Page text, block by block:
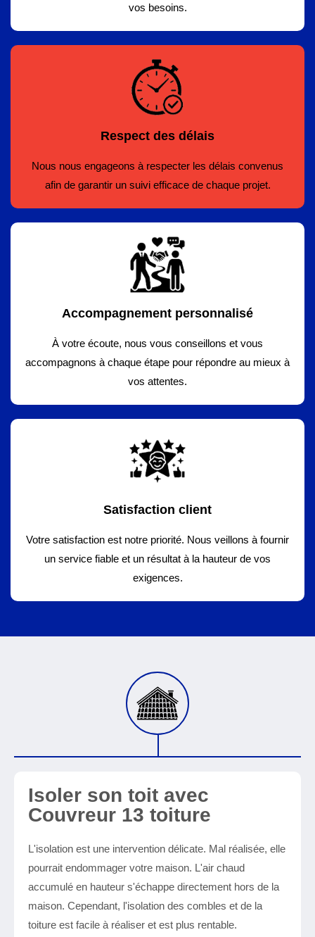
vos besoins.
Respect des délais
Nous nous engageons à respecter les délais convenus
afin de garantir un suivi efficace de chaque projet.
Accompagnement personnalisé
À votre écoute, nous vous conseillons et vous
accompagnons à chaque étape pour répondre au mieux à
vos attentes.
Satisfaction client
Votre satisfaction est notre priorité. Nous veillons à fournir
un service fiable et un résultat à la hauteur de vos
exigences.
Isoler son toit avec
Couvreur 13 toiture
L'isolation est une intervention délicate. Mal réalisée, elle
pourrait endommager votre maison. L'air chaud
accumulé en hauteur s'échappe directement hors de la
maison. Cependant, l'isolation des combles et de la
toiture est facile à réaliser et est plus rentable.